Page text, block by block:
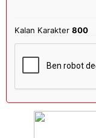
Kalan Karakter800